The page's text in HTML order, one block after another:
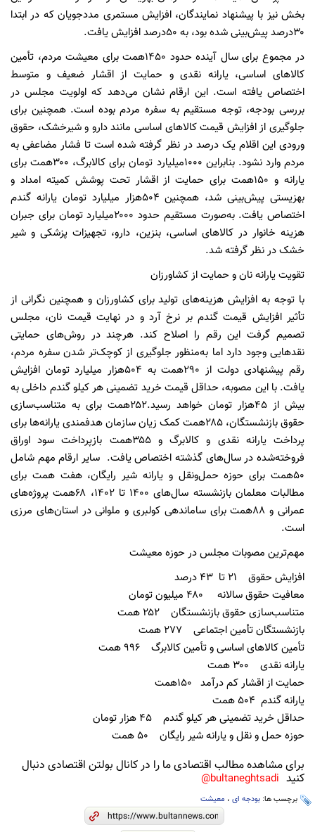
بخش نیز با پیشنهاد نمایندگان، افزایش مستمری مددجویان که در ابتدا
۳۰درصد پیش‌بینی شده بود، به ۵۰درصد افزایش یافت.
در مجموع برای سال آینده حدود ۱۴۵۰همت برای معیشت مردم، تأمین
کالاهای اساسی، یارانه نقدی و حمایت از اقشار ضعیف و متوسط
اختصاص یافته است. این ارقام نشان می‌دهد که اولویت مجلس در
بررسی بودجه، توجه مستقیم به سفره مردم بوده است. همچنین برای
جلوگیری از افزایش قیمت کالاهای اساسی مانند دارو و شیرخشک، حقوق
ورودی این اقلام یک درصد در نظر گرفته شده است تا فشار مضاعفی به
مردم وارد نشود. بنابراین ۱۰۰۰میلیارد تومان برای کالابرگ، ۳۰۰همت برای
یارانه و ۱۵۰همت برای حمایت از اقشار تحت پوشش کمیته امداد و
بهزیستی پیش‌بینی شد، همچنین ۵۰۴هزار میلیارد تومان یارانه گندم
اختصاص یافت. به‌صورت مستقیم حدود ۲۰۰۰میلیارد تومان برای جبران
هزینه خانوار در کالاهای اساسی، بنزین، دارو، تجهیزات پزشکی و شیر
خشک در نظر گرفته شد.
تقویت یارانه نان و حمایت از کشاورزان
با توجه به افزایش هزینه‌های تولید برای کشاورزان و همچنین نگرانی از
تأثیر افزایش قیمت گندم بر نرخ آرد و در نهایت قیمت نان، مجلس
تصمیم گرفت این رقم را اصلاح کند. هرچند در روش‌های حمایتی
نقدهایی وجود دارد اما به‌منظور جلوگیری از کوچک‌تر شدن سفره مردم،
رقم پیشنهادی دولت از ۲۹۰همت به ۵۰۴هزار میلیارد تومان افزایش
یافت. با این مصوبه، حداقل قیمت خرید تضمینی هر کیلو گندم داخلی به
بیش از ۴۵هزار تومان خواهد رسید.۲۵۲همت برای به متناسب‌سازی
حقوق بازنشستگان، ۲۸۵همت کمک زیان سازمان هدفمندی یارانه‌ها برای
پرداخت یارانه نقدی و کالابرگ و ۳۵۵همت بازپرداخت سود اوراق
فروخته‌شده در سال‌های گذشته اختصاص یافت. سایر ارقام مهم شامل
۵۰همت برای حوزه حمل‌ونقل و یارانه شیر رایگان، هفت همت برای
مطالبات معلمان بازنشسته سال‌های ۱۴۰۰ تا ۱۴۰۲، ۶۸همت پروژه‌های
عمرانی و ۸۸همت برای ساماندهی کولبری و ملوانی در استان‌های مرزی
است.
مهم‌ترین مصوبات مجلس در حوزه معیشت
افزایش حقوق ۲۱ تا ۴۳ درصد
معافیت حقوق سالانه ۴۸۰ میلیون تومان
متناسب‌سازی حقوق بازنشستگان ۲۵۲ همت
بازنشستگان تأمین اجتماعی ۲۷۷ همت
تأمین کالاهای اساسی و تأمین کالابرگ ۹۹۶ همت
یارانه نقدی ۳۰۰ همت
حمایت از اقشار کم درآمد ۱۵۰همت
یارانه گندم ۵۰۴ همت
حداقل خرید تضمینی هر کیلو گندم ۴۵ هزار تومان
حوزه حمل‌ و نقل و یارانه شیر رایگان ۵۰ همت
برای مشاهده مطالب اقتصادی ما را در کانال بولتن اقتصادی دنبال
کنید bultaneghtsadi@
برچسب ها: بودجه ای ، معیشت